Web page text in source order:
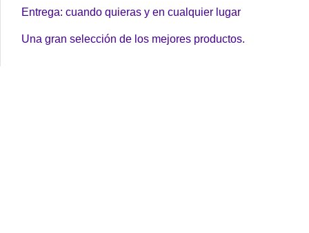
Entrega: cuando quieras y en cualquier lugar
Una gran selección de los mejores productos.